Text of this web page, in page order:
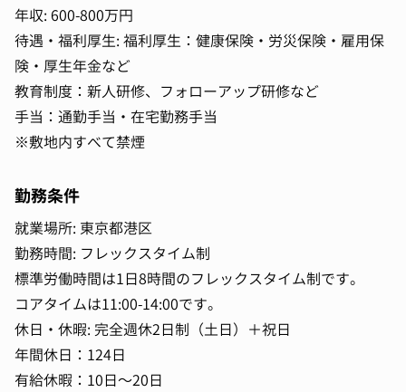
年収: 600-800万円
待遇・福利厚生: 福利厚生：健康保険・労災保険・雇用保
険・厚生年金など
教育制度：新人研修、フォローアップ研修など
手当：通勤手当・在宅勤務手当
※敷地内すべて禁煙
勤務条件
就業場所: 東京都港区
勤務時間: フレックスタイム制
標準労働時間は1日8時間のフレックスタイム制です。
コアタイムは11:00-14:00です。
休日・休暇: 完全週休2日制（土日）＋祝日
年間休日：124日
有給休暇：10日～20日